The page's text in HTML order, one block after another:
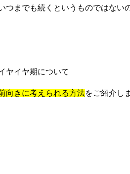
つまでも続くというものではない
ヤイヤ期について
向きに考えられる方法をご紹介し